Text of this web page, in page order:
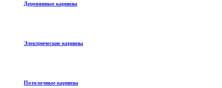
Деревянные карнизы
Электрические карнизы
Потолочные карнизы